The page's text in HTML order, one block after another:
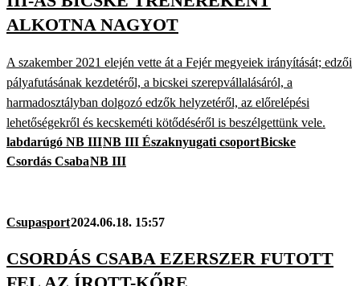
ALKOTNA NAGYOT
A szakember 2021 elején vette át a Fejér megyeiek irányítását; edzői
pályafutásának kezdetéről, a bicskei szerepvállalásáról, a
harmadosztályban dolgozó edzők helyzetéről, az előrelépési
lehetőségekről és kecskeméti kötődéséről is beszélgettünk vele.
labdarúgó NB IIINB III Északnyugati csoportBicske
Csordás CsabaNB III
Csupasport2024.06.18. 15:57
CSORDÁS CSABA EZERSZER FUTOTT